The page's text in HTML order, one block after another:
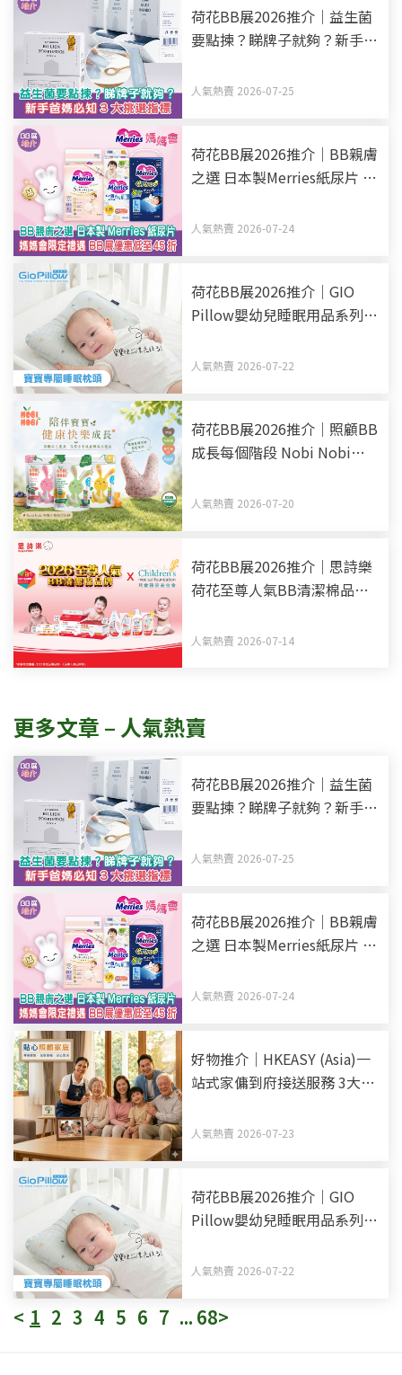
荷花BB展2026推介｜益生菌
要點揀？睇牌子就夠？新手爸
人氣熱賣 2026-07-25
荷花BB展2026推介｜BB親膚
之選 日本製Merries紙尿片 媽
45折
人氣熱賣 2026-07-24
荷花BB展2026推介｜GIO
Pillow嬰幼兒睡眠用品系列
呵護BB睡眠
人氣熱賣 2026-07-22
荷花BB展2026推介｜照顧BB
成長每個階段 Nobi Nobi
之選
人氣熱賣 2026-07-20
荷花BB展2026推介｜思詩樂
荷花至尊人氣BB清潔棉品牌
樂
人氣熱賣 2026-07-14
更多文章 – 人氣熱賣
荷花BB展2026推介｜益生菌
要點揀？睇牌子就夠？新手爸
人氣熱賣 2026-07-25
荷花BB展2026推介｜BB親膚
之選 日本製Merries紙尿片 媽
45折
人氣熱賣 2026-07-24
好物推介｜HKEASY (Asia)一
站式家傭到府接送服務 3大優
人氣熱賣 2026-07-23
荷花BB展2026推介｜GIO
Pillow嬰幼兒睡眠用品系列
呵護BB睡眠
人氣熱賣 2026-07-22
< 1 2 3 4 5 6 7 ... 68>